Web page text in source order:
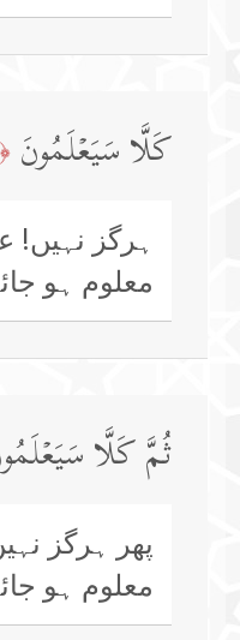
كَلَّا سَیَعۡلَمُونَ ﴿4﴾
ہرگز نہیں!
معلوم ہو
ثُمَّ كَلَّا
پھر ہرگز
معلوم ہو